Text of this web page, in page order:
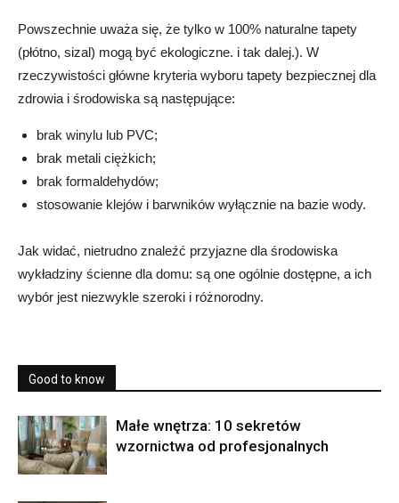
Powszechnie uważa się, że tylko w 100% naturalne tapety
(płótno, sizal) mogą być ekologiczne. i tak dalej.). W
rzeczywistości główne kryteria wyboru tapety bezpiecznej dla
zdrowia i środowiska są następujące:
brak winylu lub PVC;
brak metali ciężkich;
brak formaldehydów;
stosowanie klejów i barwników wyłącznie na bazie wody.
Jak widać, nietrudno znaleźć przyjazne dla środowiska
wykładziny ścienne dla domu: są one ogólnie dostępne, a ich
wybór jest niezwykle szeroki i różnorodny.
Good to know
Małe wnętrza: 10 sekretów
wzornictwa od profesjonalnych